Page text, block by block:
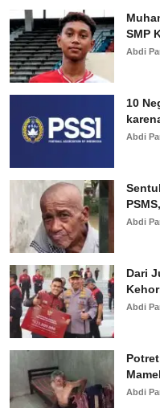
SMP
Abdi
10
Abdi
Abdi
Dari
Abdi
Abdi